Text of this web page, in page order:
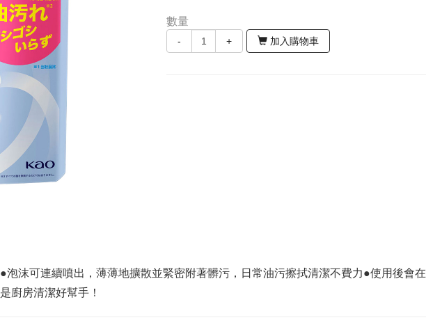
數量
- + 加入購物車
沫可連續噴出，薄薄地擴散並緊密附著髒污，日常油污擦拭清潔不費力●使用後會
廚房清潔好幫手！